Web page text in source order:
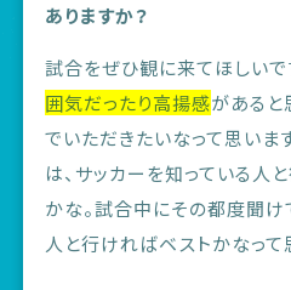
ありますか？
試合をぜひ観に来てほしいで
囲気だったり高揚感があると
でいただきたいなって思いま
は、サッカーを知っている人
かな。試合中にその都度聞け
人と行ければベストかなって